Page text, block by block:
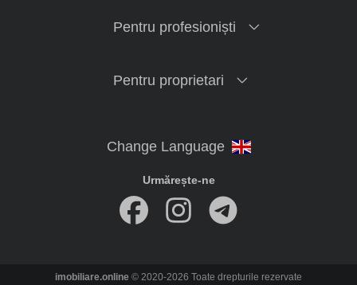
Pentru profesioniști
Pentru proprietari
Urmărește-ne
imobiliare.online © 2020-2026 Toate drepturile rezervate